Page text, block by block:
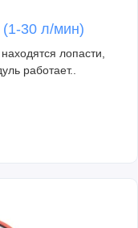
(1-30 л/мин)
лопасти,
работает..